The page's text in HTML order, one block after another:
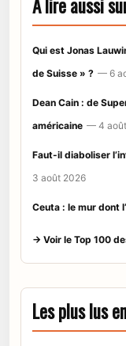
À lire aussi
Qui est Jonas
de Suisse » ? — 6
Dean Cain : de
américaine — 4
Faut-il diaboliser
3 août 2026
Ceuta : le mur dont
→ Voir le Top 100
Les plus lus